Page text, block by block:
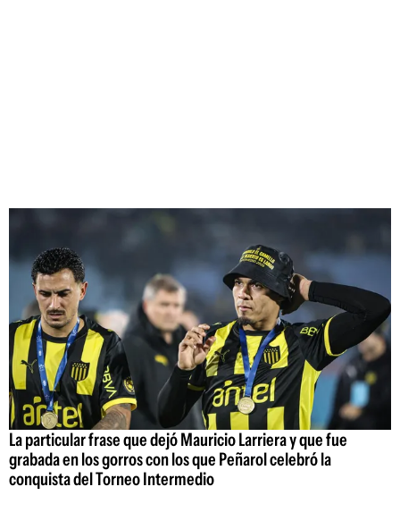
La particular frase que dejó Mauricio Larriera y que fue
grabada en los gorros con los que Peñarol celebró la
conquista del Torneo Intermedio